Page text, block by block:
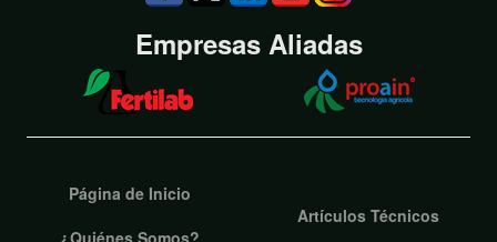
Empresas Aliadas
Página de Inicio
¿Quiénes Somos?
Artículos Técnicos